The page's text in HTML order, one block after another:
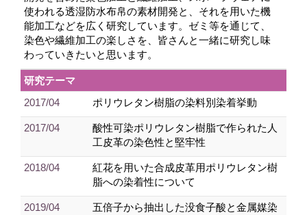
使われる透湿防水布帛の素材開発と、それを用いた機
能加工などを広く研究しています。ゼミ等を通じて、
染色や繊維加工の楽しさを、皆さんと一緒に研究し味
わっていきたいと思います。
研究テーマ
2017/04
ポリウレタン樹脂の染料別染着挙動
2017/04
酸性可染ポリウレタン樹脂で作られた人
工皮革の染色性と堅牢性
2018/04
紅花を用いた合成皮革用ポリウレタン樹
脂への染着性について
2019/04
五倍子から抽出した没食子酸と金属媒染